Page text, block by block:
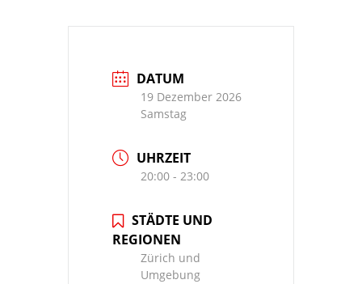
DATUM
19 Dezember 2026
Samstag
UHRZEIT
20:00 - 23:00
STÄDTE UND
REGIONEN
Zürich und
Umgebung